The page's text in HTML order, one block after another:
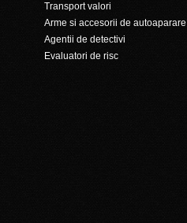
Transport valori
Arme si accesorii de autoaparare
Agentii de detectivi
Evaluatori de risc